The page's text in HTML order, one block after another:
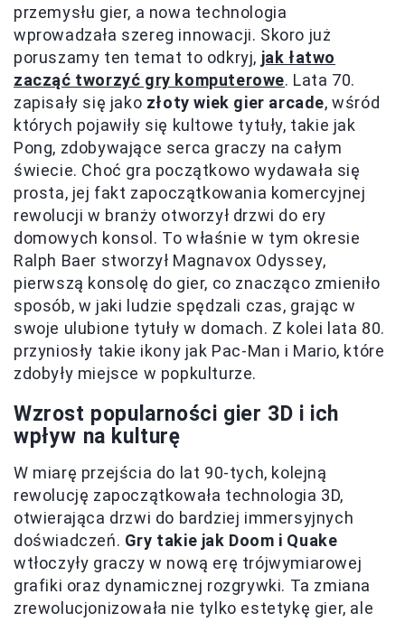
przemysłu gier, a nowa technologia
wprowadzała szereg innowacji. Skoro już
poruszamy ten temat to odkryj, jak łatwo
zacząć tworzyć gry komputerowe. Lata 70.
zapisały się jako złoty wiek gier arcade, wśród
których pojawiły się kultowe tytuły, takie jak
Pong, zdobywające serca graczy na całym
świecie. Choć gra początkowo wydawała się
prosta, jej fakt zapoczątkowania komercyjnej
rewolucji w branży otworzył drzwi do ery
domowych konsol. To właśnie w tym okresie
Ralph Baer stworzył Magnavox Odyssey,
pierwszą konsolę do gier, co znacząco zmieniło
sposób, w jaki ludzie spędzali czas, grając w
swoje ulubione tytuły w domach. Z kolei lata 80.
przyniosły takie ikony jak Pac-Man i Mario, które
zdobyły miejsce w popkulturze.
Wzrost popularności gier 3D i ich
wpływ na kulturę
W miarę przejścia do lat 90-tych, kolejną
rewolucję zapoczątkowała technologia 3D,
otwierająca drzwi do bardziej immersyjnych
doświadczeń. Gry takie jak Doom i Quake
wtłoczyły graczy w nową erę trójwymiarowej
grafiki oraz dynamicznej rozgrywki. Ta zmiana
zrewolucjonizowała nie tylko estetykę gier, ale